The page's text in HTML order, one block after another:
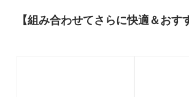
【組み合わせてさらに快適＆おす